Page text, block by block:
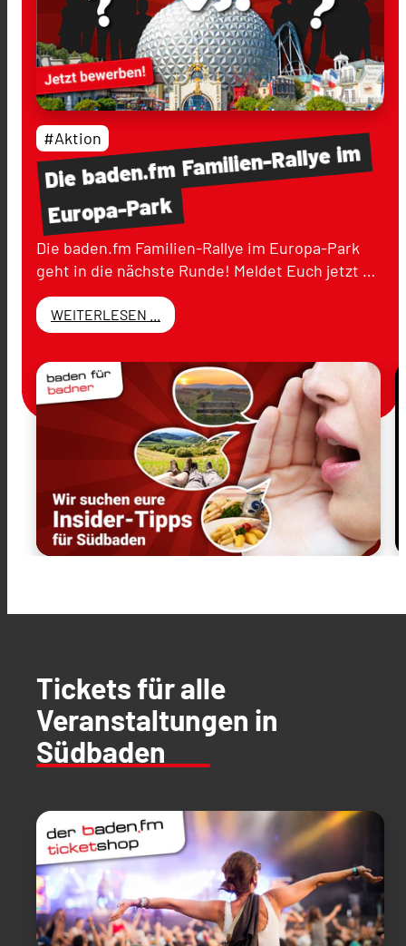
Diebaden.fmFamilien-Rallyeim
Europa-Park
#Aktion
Die baden.fm Familien-Rallye im Europa-Park
geht in die nächste Runde! Meldet Euch jetzt …
WEITERLESEN ...
Tickets für alle
Veranstaltungen in
Südbaden